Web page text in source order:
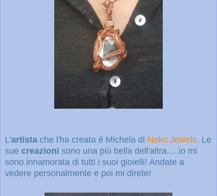
L'artista che l'ha creata è Michela di Neko Jewels. Le
sue creazioni sono una più bella dell'altra.....io mi
sono innamorata di tutti i suoi gioielli! Andate a
vedere personalmente e poi mi direte!